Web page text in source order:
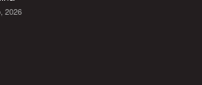
2026